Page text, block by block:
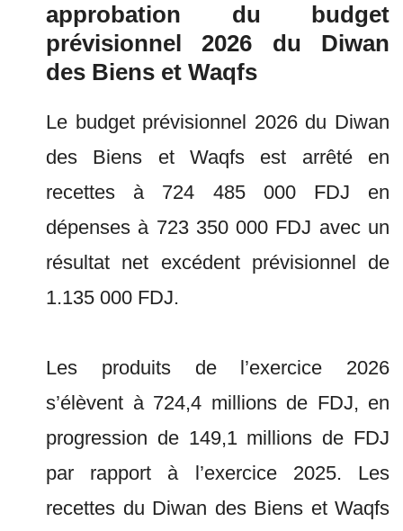
approbation du budget
prévisionnel 2026 du Diwan
des Biens et Waqfs
Le budget prévisionnel 2026 du Diwan
des Biens et Waqfs est arrêté en
recettes à 724 485 000 FDJ en
dépenses à 723 350 000 FDJ avec un
résultat net excédent prévisionnel de
1.135 000 FDJ.
Les produits de l’exercice 2026
s’élèvent à 724,4 millions de FDJ, en
progression de 149,1 millions de FDJ
par rapport à l’exercice 2025. Les
recettes du Diwan des Biens et Waqfs